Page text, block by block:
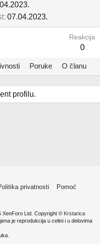
07.04.2023.
Reakcija
0
Poruke O članu
profilu.
privatnosti
Pomoć
Ltd. Copyright © Krstarica
je reprodukcija u celini i u delovima